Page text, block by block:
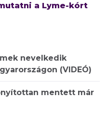
a Lyme-kórt
nevelkedik
(VIDEÓ)
mentett már